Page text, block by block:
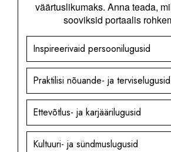
väärtuslikumaks. Anna teada,
sooviksid portaalis
Inspireerivaid persoonilugusid
Praktilisi nõuande- ja terviselugusid
Ettevõtlus- ja karjäärilugusid
Kultuuri- ja sündmuslugusid